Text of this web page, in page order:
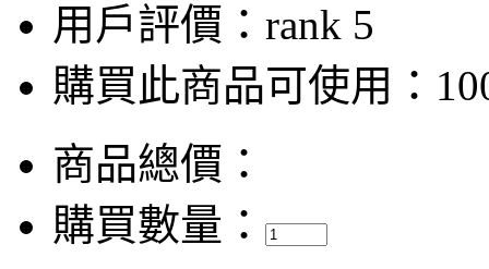
用戶評價：
購買此商品可使用：
商品總價：
購買數量：